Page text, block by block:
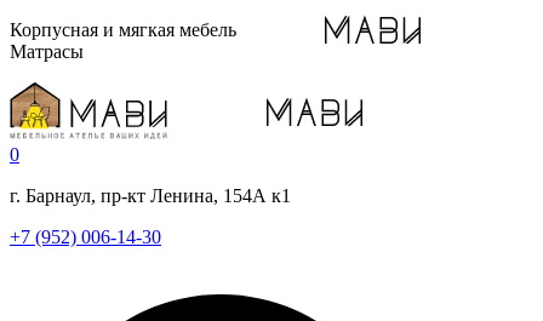
Корпусная и мягкая мебель
Матрасы
0
г. Барнаул, пр-кт Ленина, 154А к1
+7 (952) 006-14-30